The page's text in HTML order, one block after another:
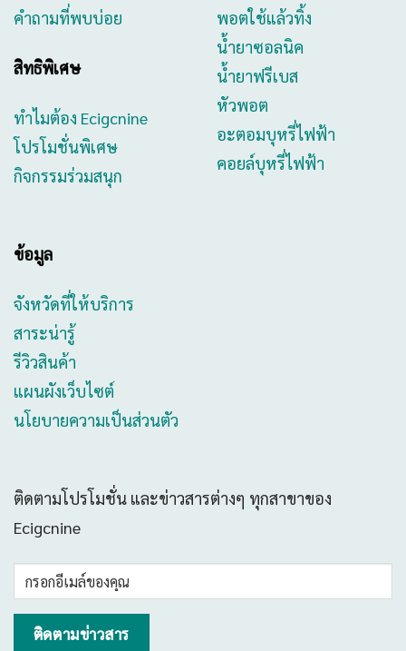
คำถามที่พบบ่อย
สิทธิพิเศษ
ทำไมต้อง Ecigcnine
โปรโมชั่นพิเศษ
กิจกรรมร่วมสนุก
พอตใช้แล้วทิ้ง
น้ำยาซอลนิค
น้ำยาฟรีเบส
หัวพอต
อะตอมบุหรี่ไฟฟ้า
คอยล์บุหรี่ไฟฟ้า
ข้อมูล
จังหวัดที่ให้บริการ
สาระน่ารู้
รีวิวสินค้า
แผนผังเว็บไซต์
นโยบายความเป็นส่วนตัว
ติดตามโปรโมชั่น และข่าวสารต่างๆ ทุกสาขาของ
Ecigcnine